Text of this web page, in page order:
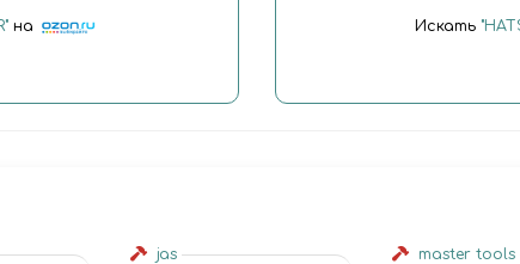
на Искать
jas master tools